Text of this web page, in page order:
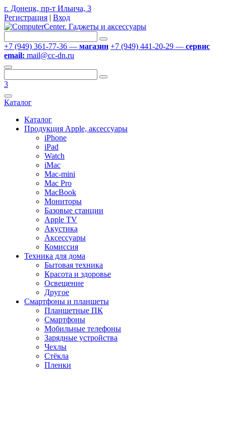
г. Донецк, пр-т Ильича, 3
Регистрация | Вход
+7 (949) 361-77-36 — магазин +7 (949) 441-20-29 — сервис
email: mail@cc-dn.ru
3
Каталог
Каталог
Продукция Apple, аксессуары
iPhone
iPad
Watch
iMac
Mac-mini
Mac Pro
MacBook
Мониторы
Базовые станции
Apple TV
Акустика
Аксессуары
Комиссия
Техника для дома
Бытовая техника
Красота и здоровье
Освещение
Другое
Смартфоны и планшеты
Планшетные ПК
Смартфоны
Мобильные телефоны
Зарядные устройства
Чехлы
Стёкла
Пленки